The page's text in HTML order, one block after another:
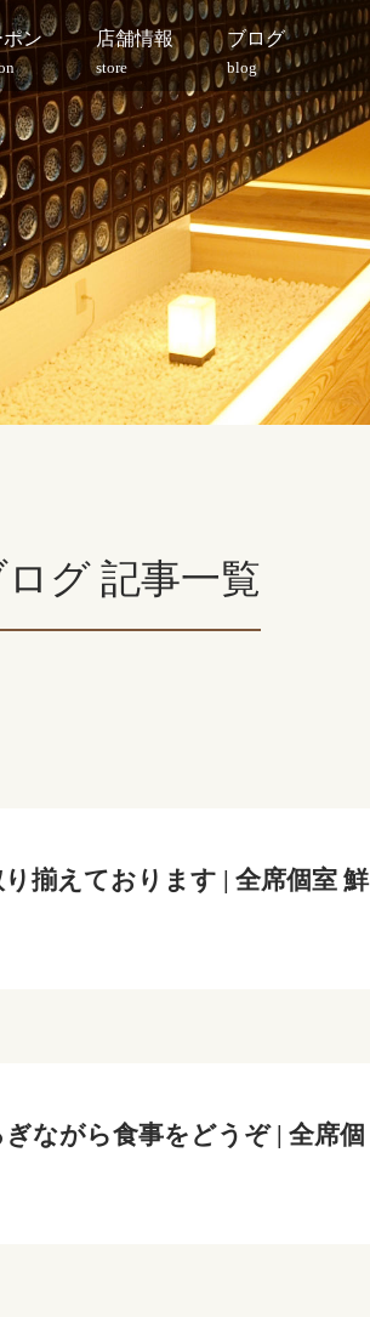
ン 店舗情報
store
ブログ
blog
ログ 記事一覧
揃えております | 全席個室 鮮
ながら食事をどうぞ | 全席個